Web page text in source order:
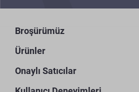
Broşürümüz
Ürünler
Onaylı Satıcılar